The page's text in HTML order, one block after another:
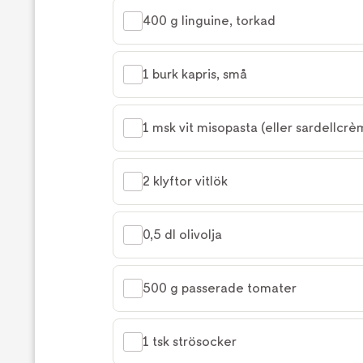
400 g linguine, torkad
1 burk kapris, små
1 msk vit misopasta (eller
2 klyftor vitlök
0,5 dl olivolja
500 g passerade tomater
1 tsk strösocker